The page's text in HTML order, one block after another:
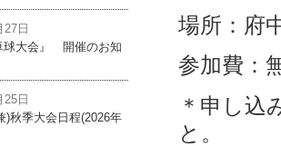
場所：府
参加費：
＊申し込
と。
日
球大会』 開催のお知
日
)秋季大会日程(2026年